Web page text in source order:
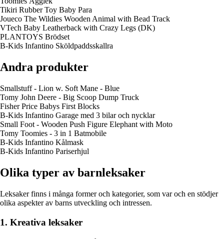
Tikiri Rubber Toy Baby Para
Joueco The Wildies Wooden Animal with Bead Track
VTech Baby Leatherback with Crazy Legs (DK)
PLANTOYS Brödset
B-Kids Infantino Sköldpaddsskallra
Andra produkter
Smallstuff - Lion w. Soft Mane - Blue
Tomy John Deere - Big Scoop Dump Truck
Fisher Price Babys First Blocks
B-Kids Infantino Garage med 3 bilar och nycklar
Small Foot - Wooden Push Figure Elephant with Moto
Tomy Toomies - 3 in 1 Batmobile
B-Kids Infantino Kålmask
B-Kids Infantino Pariserhjul
Olika typer av barnleksaker
Leksaker finns i många former och kategorier, som var och en stödjer
olika aspekter av barns utveckling och intressen.
1. Kreativa leksaker